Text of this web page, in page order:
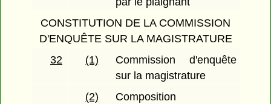
CONSTITUTION DE LA COMMISSION
D'ENQUÊTE SUR LA MAGISTRATURE
32
(1)
Commission d'enquête
sur la magistrature
(2)
Composition